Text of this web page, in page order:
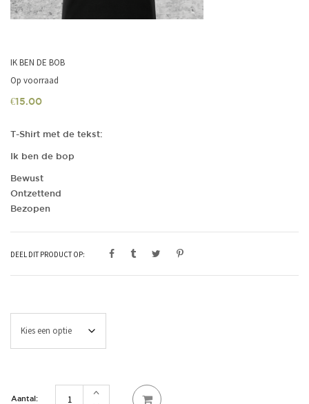
IK BEN DE BOB
Op voorraad
€15.00
T-Shirt met de tekst:
Ik ben de bop
Bewust
Ontzettend
Bezopen
DEEL DIT PRODUCT OP: